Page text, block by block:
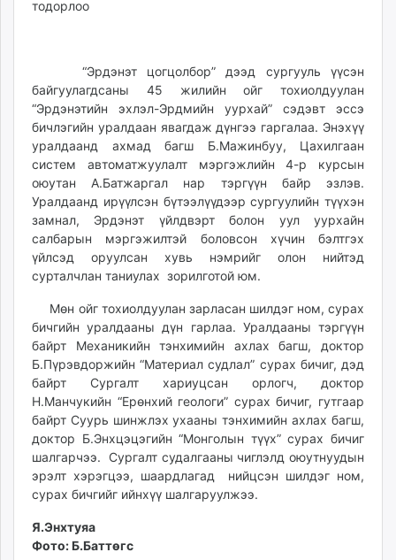
ikon.mn
24tsag.mn
shuud.mn
eagle.mn
ergelt.mn
zarig.mn
today.mn
zuv.mn
mminfo.mn
ugluu.mn
urlag.mn
unen.mn
asu.mn
shudarga.mn
shuurhai.mn
unuudur.mn
isee.mn
mglradio.com
fact.mn
itoim.mn
tumen.mn
shuum.mn
“Эрдэнэт цогцолбор” дээд сургууль үүсэн
байгуулагдсаны 45 жилийн ойг тохиолдуулан
“Эрдэнэтийн эхлэл-Эрдмийн уурхай” сэдэвт эссэ
бичлэгийн уралдаан явагдаж дүнгээ гаргалаа. Энэхүү
уралдаанд ахмад багш Б.Мажинбуу, Цахилгаан
систем автоматжуулалт мэргэжлийн 4-р курсын
оюутан А.Батжаргал нар тэргүүн байр эзлэв.
Уралдаанд ирүүлсэн бүтээлүүдээр сургуулийн түүхэн
замнал, Эрдэнэт үйлдвэрт болон уул уурхайн
салбарын мэргэжилтэй боловсон хүчин бэлтгэх
үйлсэд оруулсан хувь нэмрийг олон нийтэд
сурталчлан таниулах зорилготой юм.
Мөн ойг тохиолдуулан зарласан шилдэг ном, сурах
бичгийн уралдааны дүн гарлаа. Уралдааны тэргүүн
байрт Механикийн тэнхимийн ахлах багш, доктор
Б.Пүрэвдоржийн “Материал судлал” сурах бичиг, дэд
байрт Сургалт хариуцсан орлогч, доктор
Н.Манчукийн “Ерөнхий геологи” сурах бичиг, гутгаар
байрт Суурь шинжлэх ухааны тэнхимийн ахлах багш,
доктор Б.Энхцэцэгийн “Монголын түүх” сурах бичиг
шалгарчээ. Сургалт судалгааны чиглэлд оюутнуудын
эрэлт хэрэгцээ, шаардлагад нийцсэн шилдэг ном,
сурах бичгийг ийнхүү шалгаруулжээ.
Я.Энхтуяа
Фото: Б.Баттөгс